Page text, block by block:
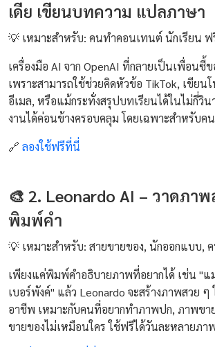
เดีย เขียนบทความ แปลภาษา
💡 เหมาะสำหรับ: คนทำคอนเทนต์ นักเรียน
เครื่องมือ AI จาก OpenAI ที่กลายเป็นเพื่อนซี้
เพราะสามารถใช้ช่วยคิดหัวข้อ TikTok, เขียน
อีเมล, หรือแม้กระทั่งสรุปบทเรียนได้ในไม่กี่วิ
งานได้ค่อนข้างครอบคลุม โดยเฉพาะสำหรับค
🔗 ลองใช้ฟรีที่นี่
🎨 2. Leonardo AI – วาดภา
พิมพ์คำ
💡 เหมาะสำหรับ: สายขายของ, นักออกแบบ,
เพียงแค่พิมพ์คำอธิบายภาพที่อยากได้ เช่น "แ
เบอร์พังค์" แล้ว Leonardo จะสร้างภาพสวย
อาชีพ เหมาะกับคนที่อยากทำภาพปก, ภาพขา
ขายของไม่เหมือนใคร ใช้ฟรีได้วันละหลายภา